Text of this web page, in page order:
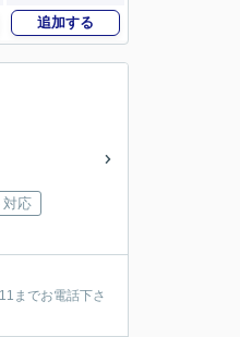
追加する
対応
までお電話下さ